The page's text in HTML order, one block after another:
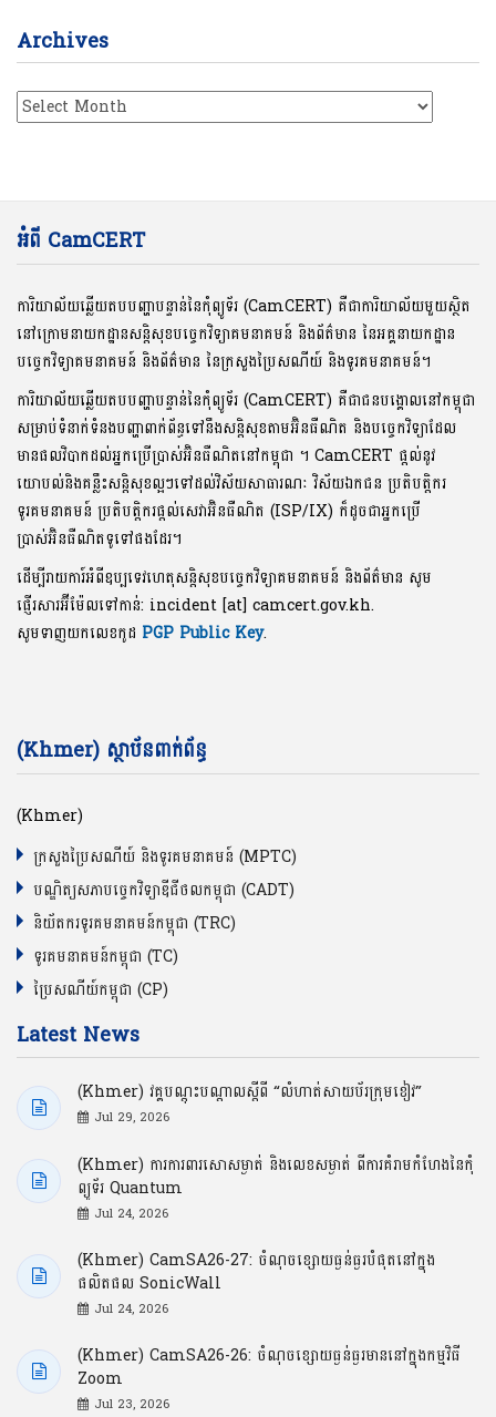
Archives
Archives
អំពី CamCERT
ការិយាល័យឆ្លើយតបបញ្ហាបន្ទាន់នៃកុំព្យូទ័រ (CamCERT) គឺជាការិយាល័យមួយស្ថិត
នៅក្រោមនាយកដ្ឋានសន្តិសុខបច្ចេកវិទ្យាគមនាគមន៍ និងព័ត៌មាន នៃអគ្គនាយកដ្ឋាន
បច្ចេកវិទ្យាគមនាគមន៍ និងព័ត៌មាន នៃក្រសួងប្រៃសណីយ៍ និងទូរគមនាគមន៍។
ការិយាល័យឆ្លើយតបបញ្ហាបន្ទាន់នៃកុំព្យូទ័រ (CamCERT) គឺជាជនបង្គោលនៅកម្ពុជា
សម្រាប់ទំនាក់ទំនងបញ្ហាពាក់ព័ន្ធទៅនឹងសន្តិសុខតាមអ៊ិនធឺណិត និងបច្ចេកវិទ្យាដែល
មានផលវិបាកដល់អ្នកប្រើប្រាស់អ៊ិនធឺណិតនៅកម្ពុជា ។ CamCERT ផ្តល់នូវ
យោបល់និងគន្លឹះសន្តិសុខល្អៗទៅដល់វិស័យសាធារណៈ វិស័យឯកជន ប្រតិបត្តិករ
ទូរគមនាគមន៍ ប្រតិបត្តិករផ្តល់សេវាអ៊ិនធឺណិត (ISP/IX) ក៏ដូចជាអ្នកប្រើ
ប្រាស់អ៊ិនធឺណិតទូទៅផងដែរ។
ដើម្បីរាយការ៍អំពីឧប្បទេវហេតុសន្តិសុខបច្ចេកវិទ្យាគមនាគមន៍ និងព័ត៌មាន សូម
ផ្ញើរសារអ៊ីម៉ែលទៅកាន់: incident [at] camcert.gov.kh.
សូមទាញយកលេខកូដ PGP Public Key.
(Khmer) ស្ថាប័នពាក់ព័ន្ធ
(Khmer)
ក្រសួងប្រៃសណីយ៍ និងទូរគមនាគមន៍ (MPTC)
បណ្ឌិត្យសភាបច្ចេកវិទ្យាឌីជីថលកម្ពុជា (CADT)
និយ័តករទូរគមនាគមន៍កម្ពុជា (TRC)
ទូរគមនាគមន៍កម្ពុជា (TC)
ប្រៃសណីយ៍កម្ពុជា (CP)
Latest News
(Khmer) វគ្គបណ្ដុះបណ្ដាលស្ដីពី “លំហាត់សាយប័រក្រុមខៀវ”
Jul 29, 2026
(Khmer) ការការពារសោសម្ងាត់ និងលេខសម្ងាត់ ពីការគំរាមកំហែងនៃកុំ
ព្យូទ័រ Quantum
Jul 24, 2026
(Khmer) CamSA26-27: ចំណុចខ្សោយធ្ងន់ធ្ងរបំផុតនៅក្នុង
ផលិតផល SonicWall
Jul 24, 2026
(Khmer) CamSA26-26: ចំណុចខ្សោយធ្ងន់ធ្ងរមាននៅក្នុងកម្មវិធី
Zoom
Jul 23, 2026